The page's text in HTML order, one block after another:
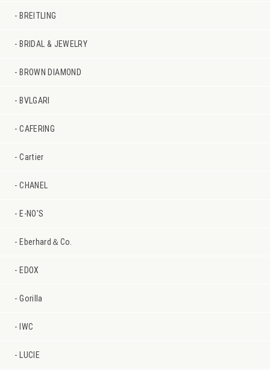
BREITLING
BRIDAL & JEWELRY
BROWN DIAMOND
BVLGARI
CAFERING
Cartier
CHANEL
E-NO'S
Eberhard＆Co.
EDOX
Gorilla
IWC
LUCIE